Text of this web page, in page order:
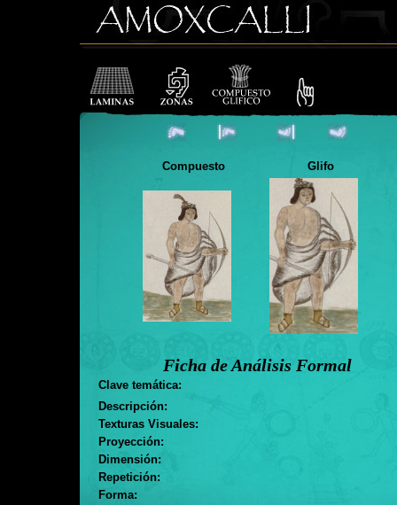
Compuesto Glifo
Ficha de Análisis Formal
Clave temática:
Descripción:
Texturas Visuales:
Proyección:
Dimensión:
Repetición:
Forma: